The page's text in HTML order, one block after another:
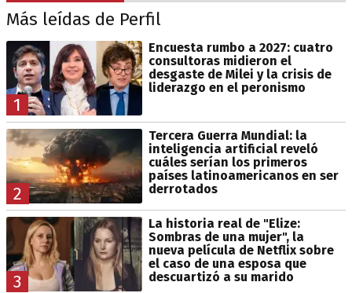
Más leídas de Perfil
1
Encuesta rumbo a 2027: cuatro
consultoras midieron el
desgaste de Milei y la crisis de
liderazgo en el peronismo
2
Tercera Guerra Mundial: la
inteligencia artificial reveló
cuáles serían los primeros
países latinoamericanos en ser
derrotados
3
La historia real de "Elize:
Sombras de una mujer", la
nueva película de Netflix sobre
el caso de una esposa que
descuartizó a su marido